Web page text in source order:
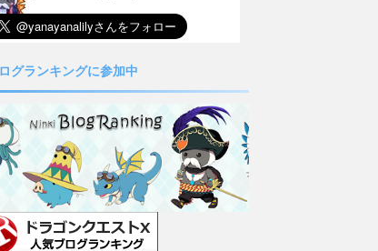
グランキングに参加中